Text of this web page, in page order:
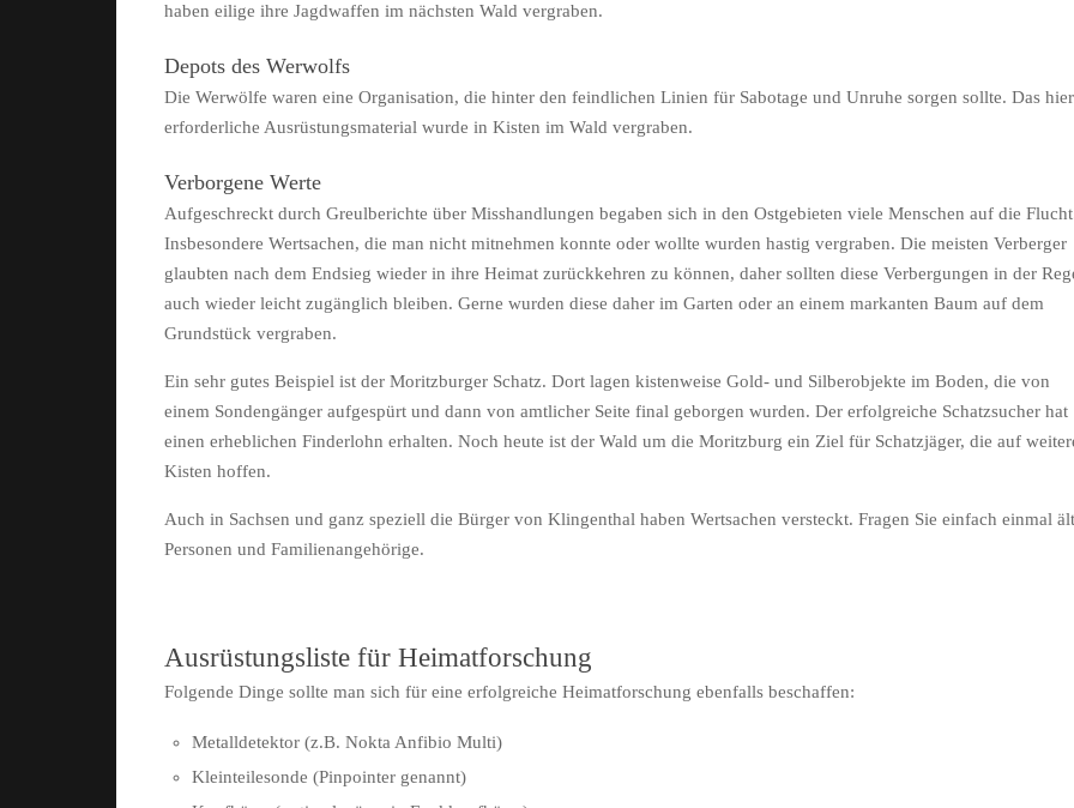
haben eilige ihre Jagdwaffen im nächsten Wald vergraben.
Depots des Werwolfs
Die Werwölfe waren eine Organisation, die hinter den feindlichen Linien für Sabotage und Unruhe sorgen sollte. Das
erforderliche Ausrüstungsmaterial wurde in Kisten im Wald vergraben.
Verborgene Werte
Aufgeschreckt durch Greulberichte über Misshandlungen begaben sich in den Ostgebieten viele Menschen auf die
Insbesondere Wertsachen, die man nicht mitnehmen konnte oder wollte wurden hastig vergraben. Die meisten Verberger
glaubten nach dem Endsieg wieder in ihre Heimat zurückkehren zu können, daher sollten diese Verbergungen in der
auch wieder leicht zugänglich bleiben. Gerne wurden diese daher im Garten oder an einem markanten Baum auf dem
Grundstück vergraben.
Ein sehr gutes Beispiel ist der Moritzburger Schatz. Dort lagen kistenweise Gold- und Silberobjekte im Boden, die von
einem Sondengänger aufgespürt und dann von amtlicher Seite final geborgen wurden. Der erfolgreiche Schatzsucher hat
einen erheblichen Finderlohn erhalten. Noch heute ist der Wald um die Moritzburg ein Ziel für Schatzjäger, die auf
Kisten hoffen.
Auch in Sachsen und ganz speziell die Bürger von Klingenthal haben Wertsachen versteckt. Fragen Sie einfach einmal
Personen und Familienangehörige.
Ausrüstungsliste für Heimatforschung
Folgende Dinge sollte man sich für eine erfolgreiche Heimatforschung ebenfalls beschaffen:
Metalldetektor (z.B. Nokta Anfibio Multi)
Kleinteilesonde (Pinpointer genannt)